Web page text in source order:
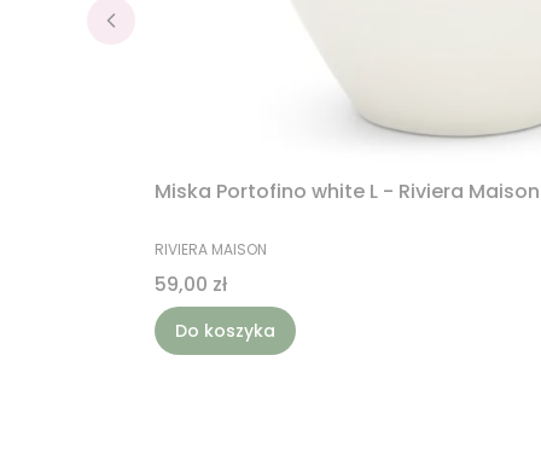
Miska Portofino white L - Riviera Maison
PRODUCENT
RIVIERA MAISON
Cena
59,00 zł
Do koszyka